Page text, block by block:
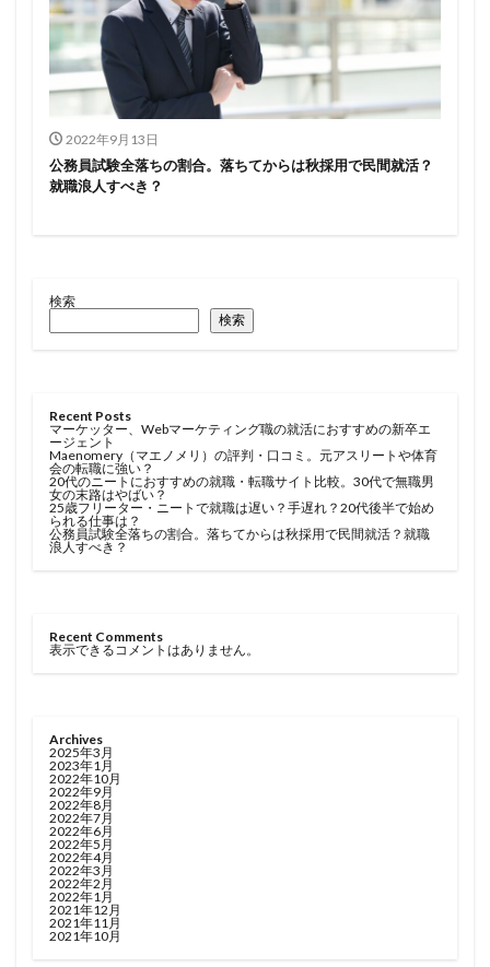
2022年9月13日
公務員試験全落ちの割合。落ちてからは秋採用で民間就活？
就職浪人すべき？
検索
検索
Recent Posts
マーケッター、Webマーケティング職の就活におすすめの新卒エ
ージェント
Maenomery（マエノメリ）の評判・口コミ。元アスリートや体育
会の転職に強い？
20代のニートにおすすめの就職・転職サイト比較。30代で無職男
女の末路はやばい？
25歳フリーター・ニートで就職は遅い？手遅れ？20代後半で始め
られる仕事は？
公務員試験全落ちの割合。落ちてからは秋採用で民間就活？就職
浪人すべき？
Recent Comments
表示できるコメントはありません。
Archives
2025年3月
2023年1月
2022年10月
2022年9月
2022年8月
2022年7月
2022年6月
2022年5月
2022年4月
2022年3月
2022年2月
2022年1月
2021年12月
2021年11月
2021年10月